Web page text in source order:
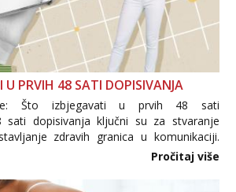
U PRVIH 48 SATI DOPISIVANJA
Što izbjegavati u prvih 48 sati
sati dopisivanja ključni su za stvaranje
zdravih granica u komunikaciji.
otkrivanje osobnih ili intimnih
osoba još nije zaslužila to
Pročitaj više